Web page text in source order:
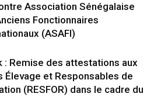
Association Sénégalaise
Fonctionnaires
(ASAFI)
: Remise des attestations aux
Élevage et Responsables de
(RESFOR) dans le cadre du